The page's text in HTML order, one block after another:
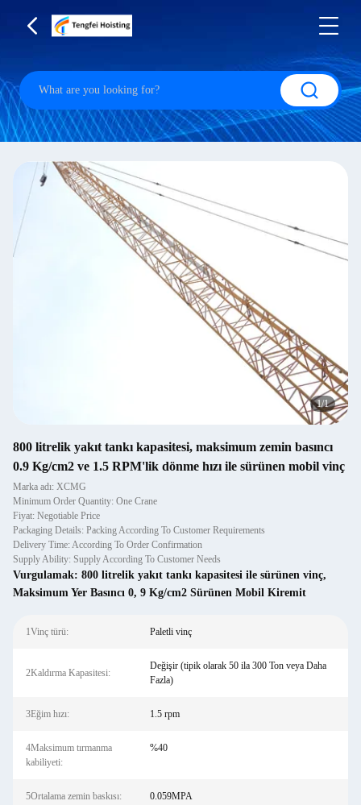
1/1
800 litrelik yakıt tankı kapasitesi, maksimum zemin basıncı
0.9 Kg/cm2 ve 1.5 RPM'lik dönme hızı ile sürünen mobil vinç
Marka adı: XCMG
Minimum Order Quantity: One Crane
Fiyat: Negotiable Price
Packaging Details: Packing According To Customer Requirements
Delivery Time: According To Order Confirmation
Supply Ability: Supply According To Customer Needs
Vurgulamak: 800 litrelik yakıt tankı kapasitesi ile sürünen vinç,
Maksimum Yer Basıncı 0, 9 Kg/cm2 Sürünen Mobil Kiremit
1Vinç türü: Paletli vinç
2Kaldırma Kapasitesi:
Değişir (tipik olarak 50 ila 300 Ton veya Daha
Fazla)
3Eğim hızı: 1.5 rpm
4Maksimum tırmanma
kabiliyeti:
%40
5Ortalama zemin baskısı: 0.059MPA